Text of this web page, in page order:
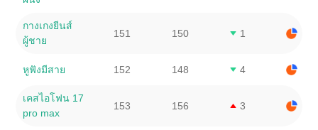
กางเกงยีนส์
ผู้ชาย
151 150 1
หูฟังมีสาย 152 148 4
เคสไอโฟน 17
pro max
153 156 3